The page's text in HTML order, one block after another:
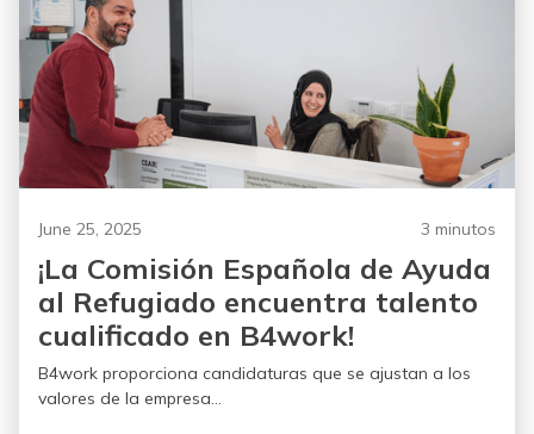
June 25, 2025 3 minutos
¡La Comisión Española de Ayuda
al Refugiado encuentra talento
cualificado en B4work!
B4work proporciona candidaturas que se ajustan a los
valores de la empresa...